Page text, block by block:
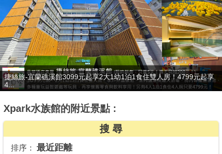
搜尋景點
好康優惠
最新消息
最新留言
商家合作
贈九族文化村門票2張(總價值1100元*2)！4099元享日月潭經典大飯
店...
Xpark水族館的附近景點 :
搜 尋
排序： 最近距離